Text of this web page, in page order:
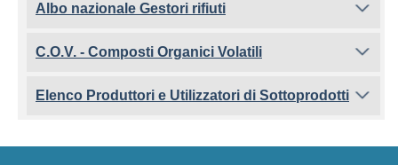
Albo nazionale Gestori rifiuti
C.O.V. - Composti Organici Volatili
Elenco Produttori e Utilizzatori di Sottoprodotti